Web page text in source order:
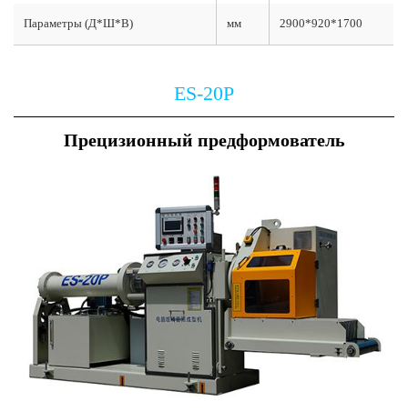
Параметры (Д*Ш*В) мм 2900*920*1700
ES-20P
Прецизионный предформователь